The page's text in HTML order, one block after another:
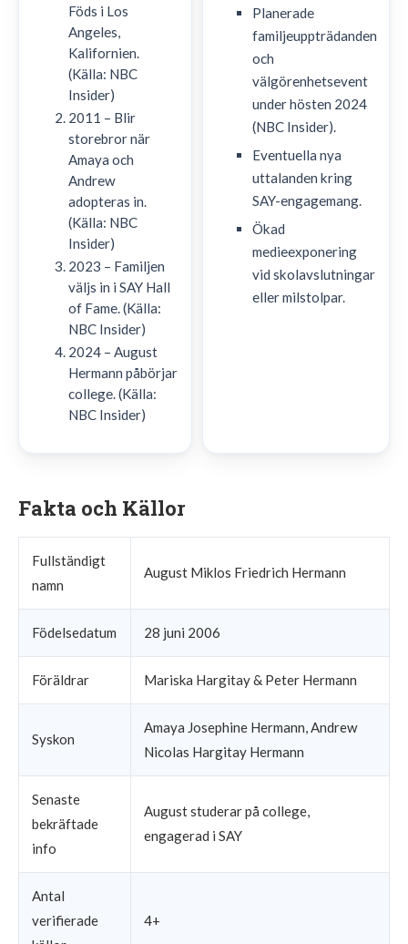
Föds i Los
Angeles,
Kalifornien.
(Källa: NBC
Insider)
2011 – Blir
storebror när
Amaya och
Andrew
adopteras in.
(Källa: NBC
Insider)
2023 – Familjen
väljs in i SAY Hall
of Fame. (Källa:
NBC Insider)
2024 – August
Hermann påbörjar
college. (Källa:
NBC Insider)
Planerade
familjeuppträdanden
och
välgörenhetsevent
under hösten 2024
(NBC Insider).
Eventuella nya
uttalanden kring
SAY-engagemang.
Ökad
medieexponering
vid skolavslutningar
eller milstolpar.
Fakta och Källor
Fullständigt
namn
August Miklos Friedrich Hermann
Födelsedatum 28 juni 2006
Föräldrar Mariska Hargitay & Peter Hermann
Syskon
Amaya Josephine Hermann, Andrew
Nicolas Hargitay Hermann
Senaste
bekräftade
info
August studerar på college,
engagerad i SAY
Antal
verifierade
4+